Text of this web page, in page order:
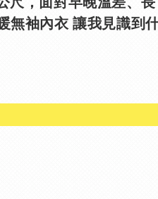
無袖內衣 讓我見識到